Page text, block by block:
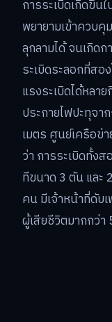
การระเบิดเกิดขึ้น
พยายามเข้าควบคุ
ลุกลามได้ จนเกิด
ระเบิดระลอกที่ส
แรงระเบิดได้หลา
ประกายไฟปะทุจา
เมตร ศูนย์เครือข่
ว่า การระเบิดทั้ง
ทีขนาด 3 ตัน และ
คน มีเจ้าหน้าที่ดับ
ผู้เสียชีวิตมากกว่า